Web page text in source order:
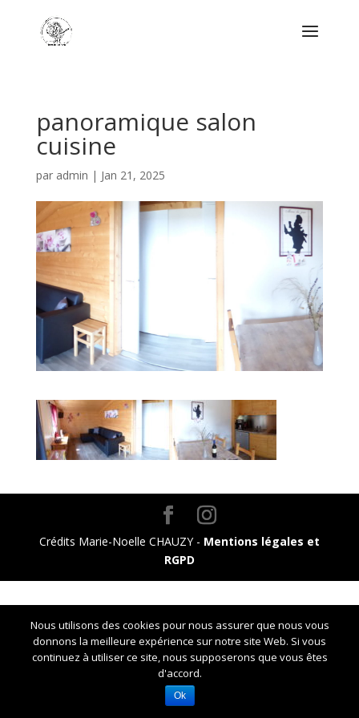
panoramique salon
cuisine
par admin | Jan 21, 2025
Crédits Marie-Noelle CHAUZY - Mentions légales et
RGPD
Nous utilisons des cookies pour nous assurer que nous vous
donnons la meilleure expérience sur notre site Web. Si vous
continuez à utiliser ce site, nous supposerons que vous êtes
d'accord.
Ok